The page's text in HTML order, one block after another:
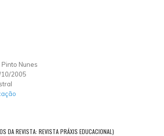
Pinto Nunes
2005
DA REVISTA: REVISTA PRÁXIS EDUCACIONAL)